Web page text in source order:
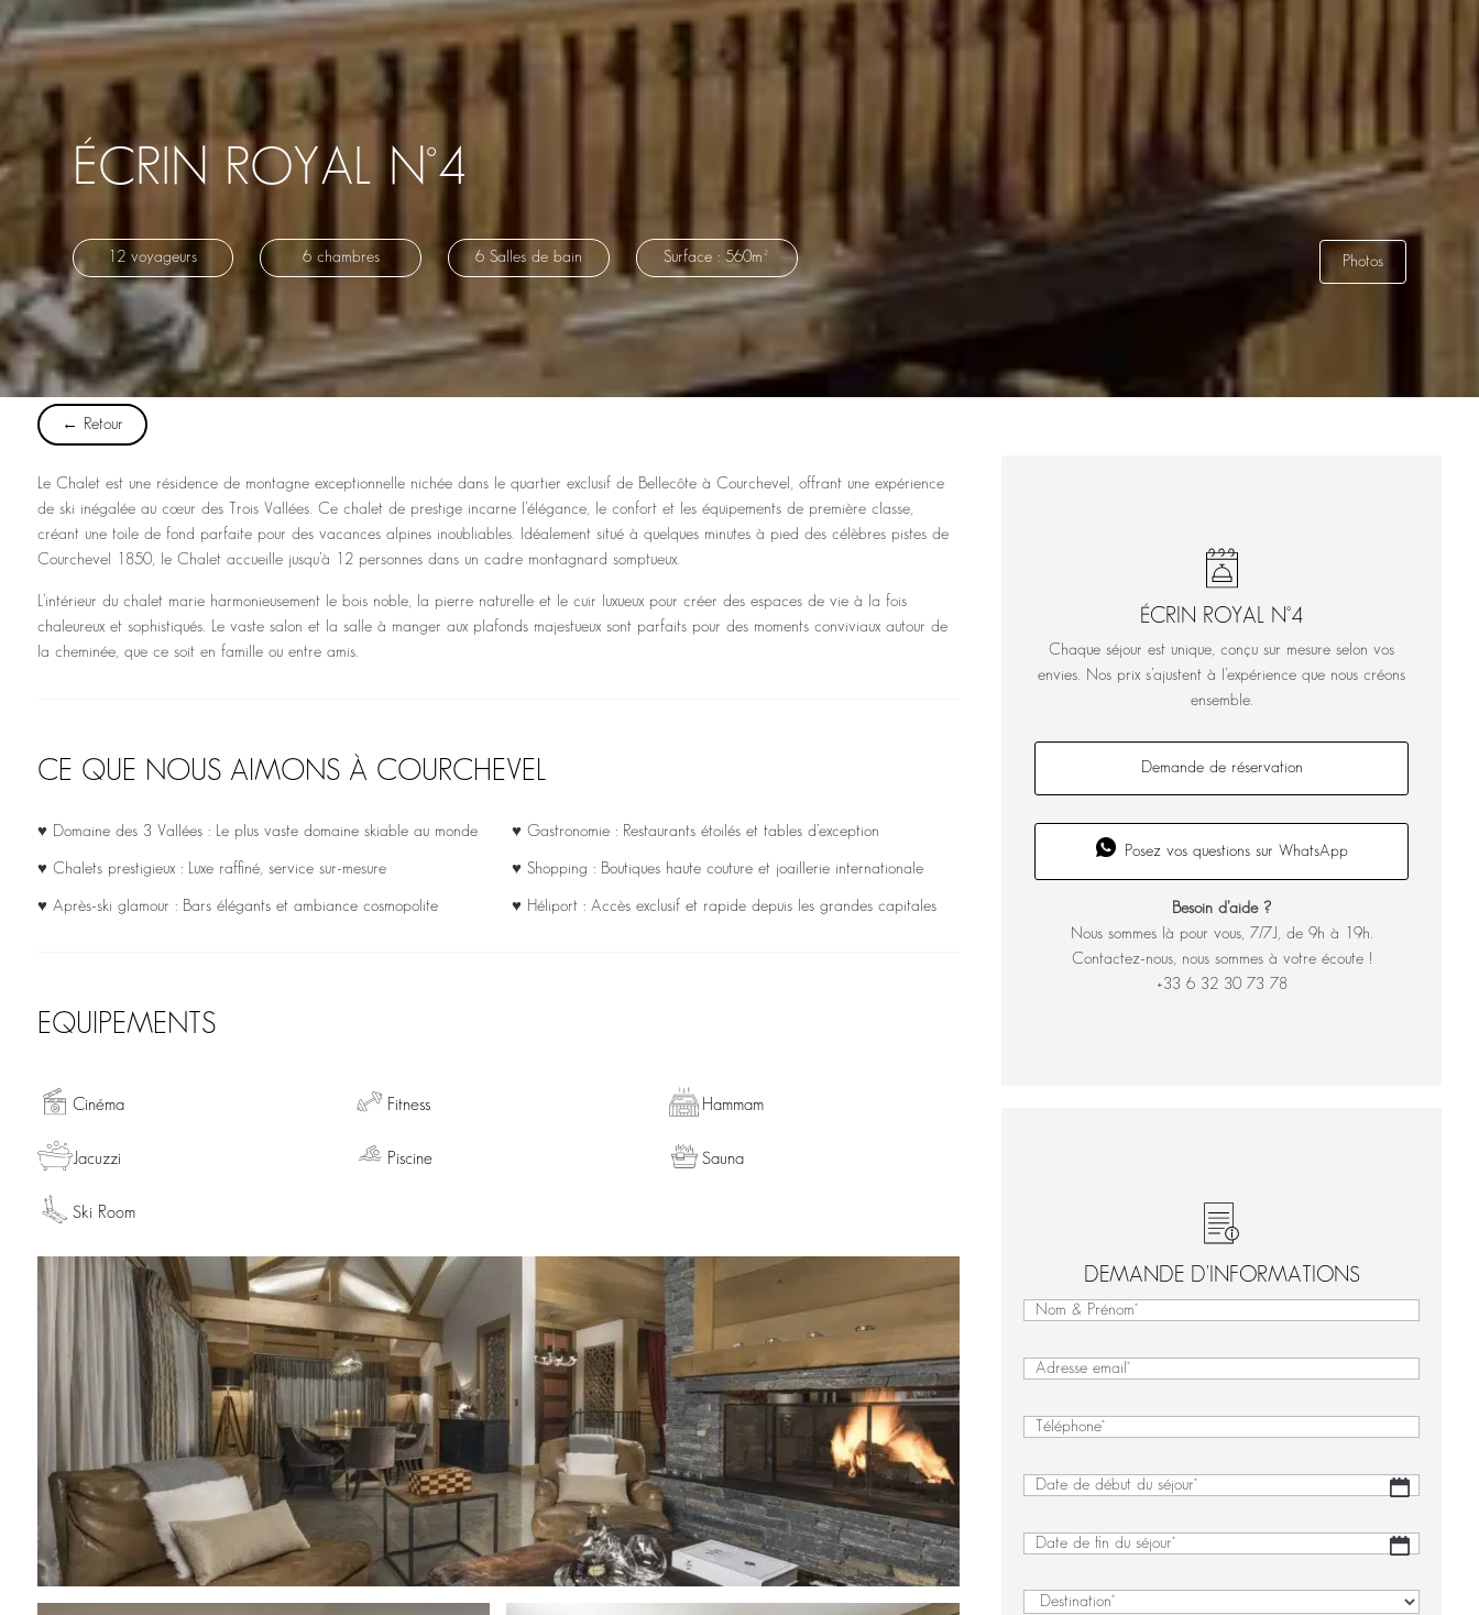
ÉCRIN ROYAL N°4
12 voyageurs 6 chambres 6 Salles de bain Surface : 560m² Photos
← Retour
Le Chalet est une résidence de montagne exceptionnelle nichée dans le quartier exclusif de Bellecôte à Courchevel, offrant une expérience
de ski inégalée au cœur des Trois Vallées. Ce chalet de prestige incarne l’élégance, le confort et les équipements de première classe,
créant une toile de fond parfaite pour des vacances alpines inoubliables. Idéalement situé à quelques minutes à pied des célèbres pistes de
Courchevel 1850, le Chalet accueille jusqu’à 12 personnes dans un cadre montagnard somptueux.
L’intérieur du chalet marie harmonieusement le bois noble, la pierre naturelle et le cuir luxueux pour créer des espaces de vie à la fois
chaleureux et sophistiqués. Le vaste salon et la salle à manger aux plafonds majestueux sont parfaits pour des moments conviviaux autour de
la cheminée, que ce soit en famille ou entre amis.
CE QUE NOUS AIMONS À COURCHEVEL
♥ Domaine des 3 Vallées : Le plus vaste domaine skiable au monde ♥ Gastronomie : Restaurants étoilés et tables d’exception
♥ Chalets prestigieux : Luxe raffiné, service sur-mesure ♥ Shopping : Boutiques haute couture et joaillerie internationale
♥ Après-ski glamour : Bars élégants et ambiance cosmopolite ♥ Héliport : Accès exclusif et rapide depuis les grandes capitales
EQUIPEMENTS
Cinéma Fitness Hammam
Jacuzzi Piscine Sauna
Ski Room
ÉCRIN ROYAL N°4
Chaque séjour est unique, conçu sur mesure selon vos
envies. Nos prix s’ajustent à l’expérience que nous créons
ensemble.
Demande de réservation
Posez vos questions sur WhatsApp
Besoin d’aide ?
Nous sommes là pour vous, 7/7J, de 9h à 19h.
Contactez-nous, nous sommes à votre écoute !
+33 6 32 30 73 78
DEMANDE D'INFORMATIONS
Nom
Prénom(Nécessaire)
&
Prénom
début
du
MM
slash
fin
MM